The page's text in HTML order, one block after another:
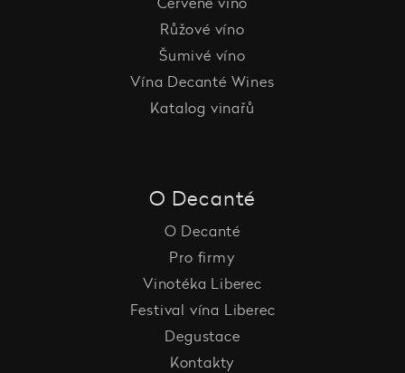
Růžové víno
Šumivé víno
Vína Decanté Wines
Katalog vinařů
O Decanté
O Decanté
Pro firmy
Vinotéka Liberec
Festival vína Liberec
Degustace
Kontakty